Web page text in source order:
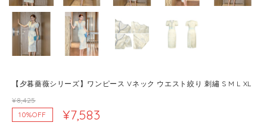
【夕暮薔薇シリーズ】ワンピース Vネック ウエスト絞り 刺繡 S M L XL
¥8,425
10%OFF
¥7,583